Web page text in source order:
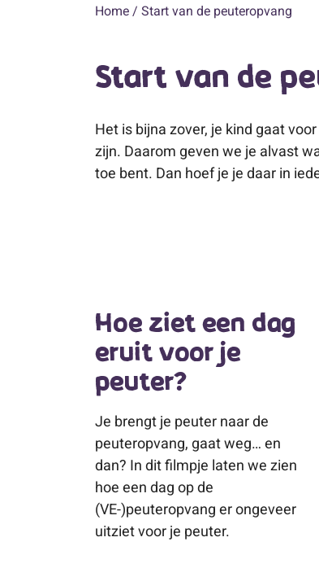
Home / Start van de peuteropvang
Start van de
Het is bijna zover, je kind gaat
zijn. Daarom geven we je alvast
toe bent. Dan hoef je je daar in
Hoe ziet een dag
eruit voor je
peuter?
Je brengt je peuter naar de
peuteropvang, gaat weg… en
dan? In dit filmpje laten we zien
hoe een dag op de
(VE-)peuteropvang er ongeveer
uitziet voor je peuter.